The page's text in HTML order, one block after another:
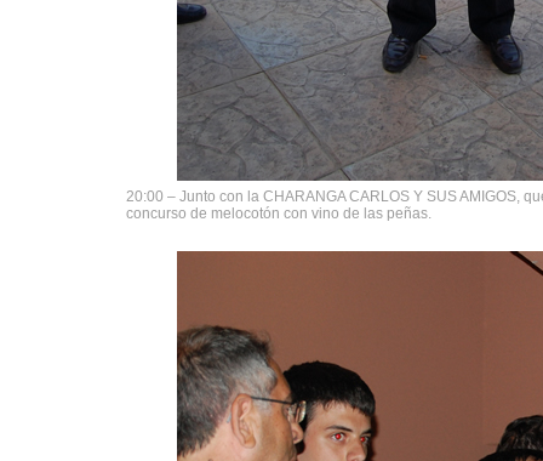
20:00 – Junto con la CHARANGA CARLOS Y SUS AMIGOS,
concurso de melocotón con vino de las peñas.